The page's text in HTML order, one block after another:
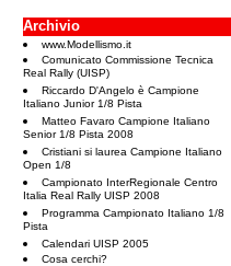
Archivio
www.Modellismo.it
Comunicato Commissione Tecnica
Real Rally (UISP)
Riccardo D'Angelo è Campione
Italiano Junior 1/8 Pista
Matteo Favaro Campione Italiano
Senior 1/8 Pista 2008
Cristiani si laurea Campione Italiano
Open 1/8
Campionato InterRegionale Centro
Italia Real Rally UISP 2008
Programma Campionato Italiano 1/8
Pista
Calendari UISP 2005
Cosa cerchi?